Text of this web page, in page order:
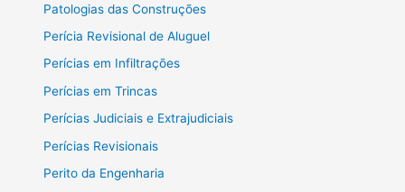
Patologias das Construções
Perícia Revisional de Aluguel
Perícias em Infiltrações
Perícias em Trincas
Perícias Judiciais e Extrajudiciais
Perícias Revisionais
Perito da Engenharia